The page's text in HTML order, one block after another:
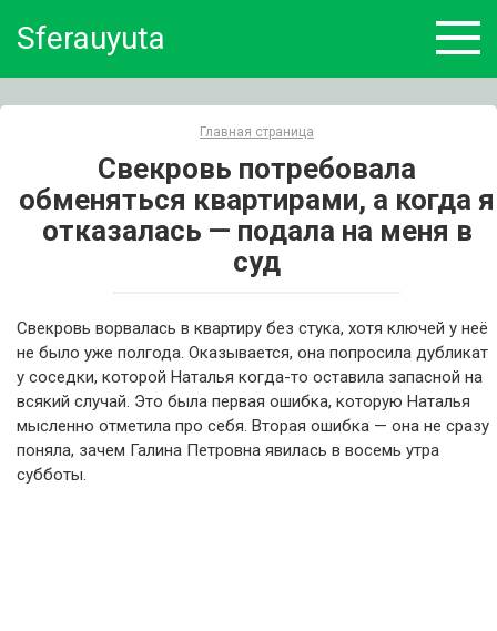
Sferauyuta
Главная страница
Свекровь потребовала
обменяться квартирами, а когда я
отказалась — подала на меня в
суд
Свекровь ворвалась в квартиру без стука, хотя ключей у неё
не было уже полгода. Оказывается, она попросила дубликат
у соседки, которой Наталья когда-то оставила запасной на
всякий случай. Это была первая ошибка, которую Наталья
мысленно отметила про себя. Вторая ошибка — она не сразу
поняла, зачем Галина Петровна явилась в восемь утра
субботы.